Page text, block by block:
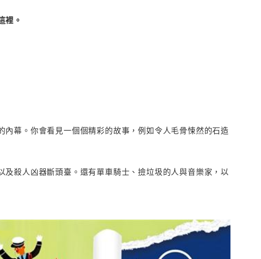
裡。
幕。你會看見一個個精彩的故事，例如令人毛骨悚然的石造
殺人凶器斷頭臺。還有單車騎士、撿垃圾的人與音樂家，以